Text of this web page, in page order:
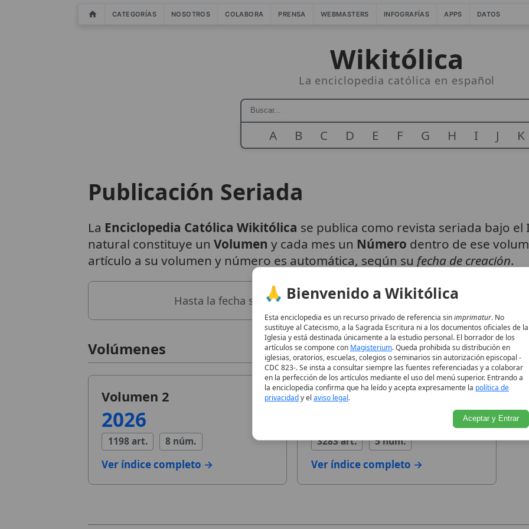
CATEGORÍAS NOSOTROS COLABORA PRENSA WEBMASTERS INFOGRAFÍAS APPS DATOS
Wikitólica
La enciclopedia católica en español
A B C D E F G H I J K
Publicación Seriada
La Enciclopedia Católica Wikitólica se publica como revista seriada bajo el
natural constituye un Volumen y cada mes un Número dentro de ese
artículo a su volumen y número es automática, según su fecha de creación.
Hasta la fecha se han publicado2 volúmenes,13 números
Volúmenes
Volumen 2
2026
1198 art. 8 núm.
Ver índice completo →
Volumen 1
3283 art. 5 núm.
Ver índice completo →
🙏 Bienvenido a Wikitólica
Esta enciclopedia es un recurso privado de referencia sinimprimatur. No
sustituye al Catecismo, a la Sagrada Escritura ni a los documentos oficiales de la
Iglesia y está destinada únicamente a la estudio personal. El borrador de los
artículos se compone con Magisterium. Queda prohibida su distribución en
iglesias, oratorios, escuelas, colegios o seminarios sin autorización episcopal -
CDC 823-. Se insta a consultar siempre las fuentes referenciadas y a colaborar
en la perfección de los artículos mediante el uso del menú superior. Entrando a
la enciclopedia confirma que ha leído y acepta expresamente la política de
privacidady el aviso legal.
Aceptar y Entrar